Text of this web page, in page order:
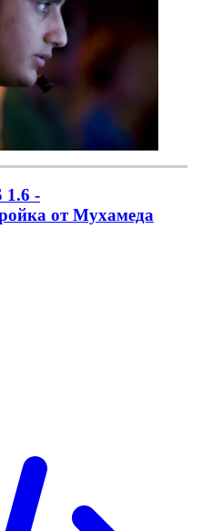
1.6 -
от Мухамеда